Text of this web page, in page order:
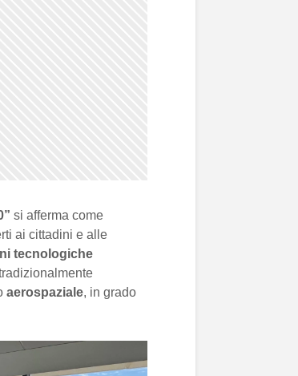
si afferma come
ai cittadini e alle
tecnologiche
aerospaziale, in grado